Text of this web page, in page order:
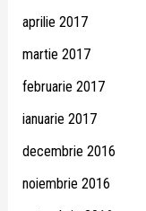
aprilie 2017
martie 2017
februarie 2017
ianuarie 2017
decembrie 2016
noiembrie 2016